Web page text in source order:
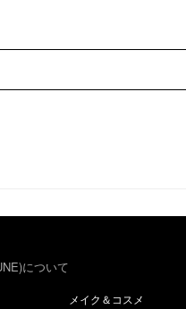
について
メイク＆コスメ